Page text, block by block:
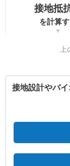
接地抵
を計算
接地設計やバ